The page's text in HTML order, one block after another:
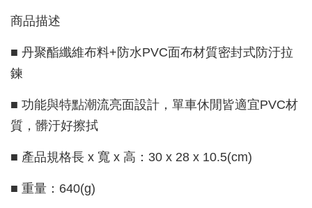
商品描述
■ 丹聚酯纖維布料+防水PVC面布材質密封式防汙拉
鍊
■ 功能與特點潮流亮面設計，單車休閒皆適宜PVC材
質，髒汙好擦拭
■ 產品規格長 x 寬 x 高：30 x 28 x 10.5(cm)
■ 重量：640(g)